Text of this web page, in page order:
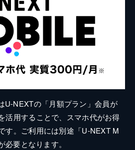
U-NEXTの「月額プラン」会員が
活用することで、スマホ代がお得
す。ご利用には別途「U-NEXT M
要となります。